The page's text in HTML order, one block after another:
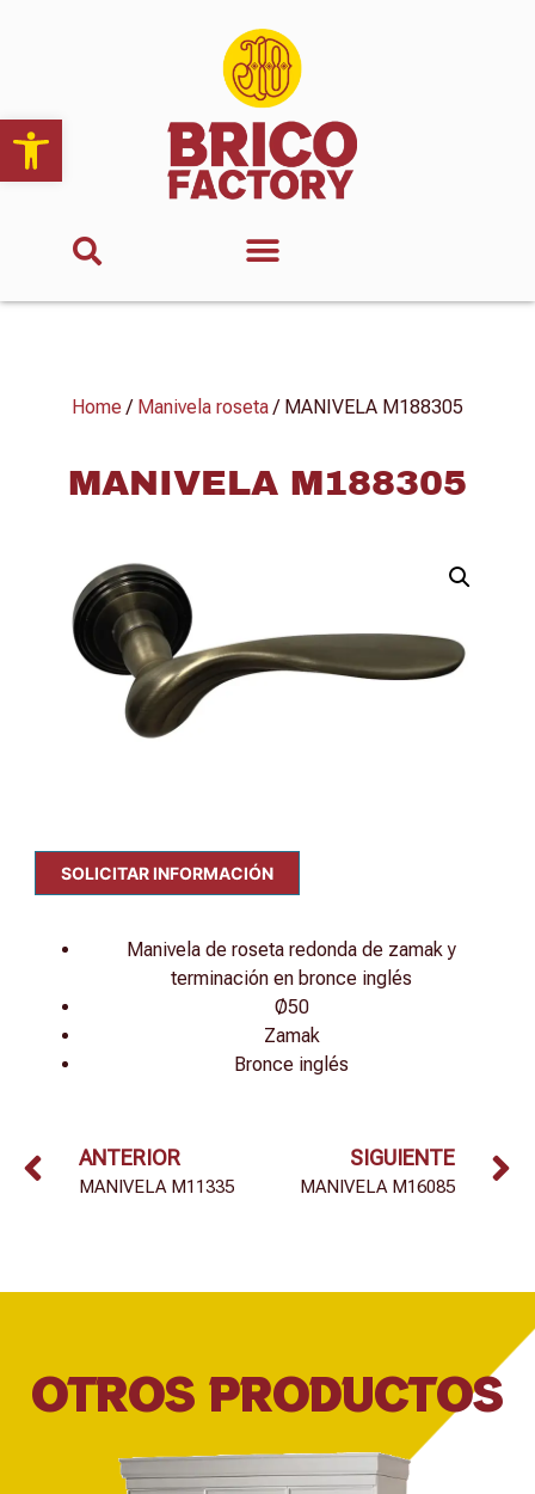
Abrir barra de herramientas
Home/ Manivela roseta/ MANIVELA M188305
MANIVELA M188305
SOLICITAR INFORMACIÓN
Manivela de roseta redonda de zamak y
terminación en bronce inglés
Ø50
Zamak
Bronce inglés
ANTERIOR
MANIVELA M11335
SIGUIENTE
MANIVELA M16085
OTROS PRODUCTOS